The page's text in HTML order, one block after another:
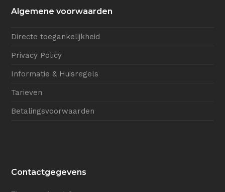
Algemene voorwaarden
Directe toegankelijkheid
Privacy Policy
Informatie & Huisregels
Tarieven
Betalingsvoorwaarden
Contactgegevens